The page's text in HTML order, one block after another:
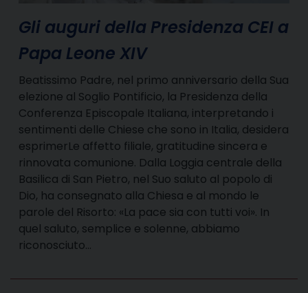
Gli auguri della Presidenza CEI a
Papa Leone XIV
Beatissimo Padre, nel primo anniversario della Sua
elezione al Soglio Pontificio, la Presidenza della
Conferenza Episcopale Italiana, interpretando i
sentimenti delle Chiese che sono in Italia, desidera
esprimerLe affetto filiale, gratitudine sincera e
rinnovata comunione. Dalla Loggia centrale della
Basilica di San Pietro, nel Suo saluto al popolo di
Dio, ha consegnato alla Chiesa e al mondo le
parole del Risorto: «La pace sia con tutti voi». In
quel saluto, semplice e solenne, abbiamo
riconosciuto…